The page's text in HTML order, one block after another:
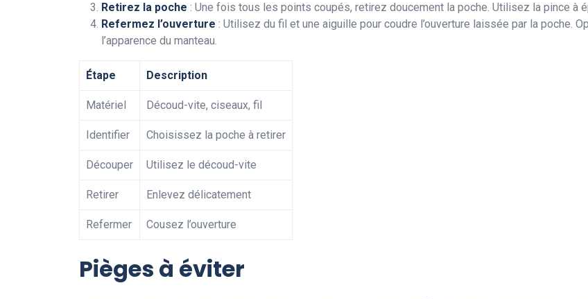
Retirez la poche : Une fois tous les points coupés, retirez doucement la poche. Utilisez la pince à
Refermez l’ouverture : Utilisez du fil et une aiguille pour coudre l’ouverture laissée par la poche.
l’apparence du manteau.
Étape Description
Matériel Découd-vite, ciseaux, fil
Identifier Choisissez la poche à retirer
Découper Utilisez le découd-vite
Retirer Enlevez délicatement
Refermer Cousez l’ouverture
Pièges à éviter